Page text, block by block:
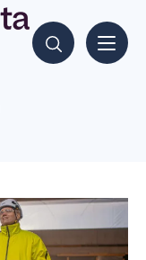
Hae sisältöjä